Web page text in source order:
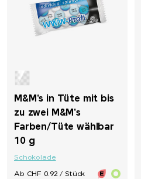
M&M's in Tüte mit bis
zu zwei M&M's
Farben/Tüte wählbar
10 g
Schokolade
Ab CHF 0.92 / Stück